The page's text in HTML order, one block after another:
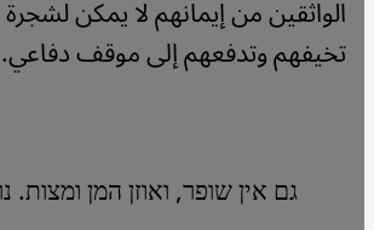
الواثقين من إيمانهم لا يمكن
تخيفهم وتدفعهم إلى موقف دفاعي.
גם אין שופר, ואוזן המן ומצות.